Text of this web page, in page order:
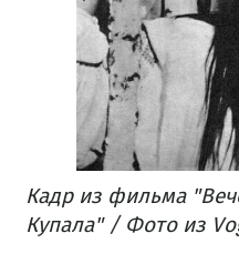
Кадр из фильма
Купала" / Фото из